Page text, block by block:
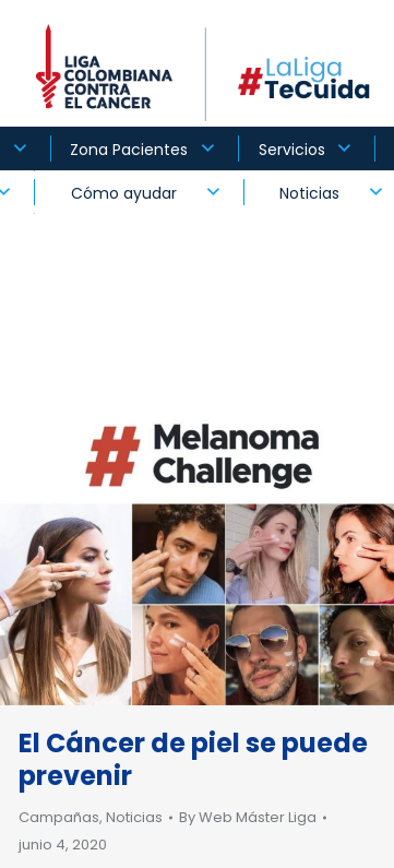
Zona Pacientes Servicios
Cómo ayudar Noticias
El Cáncer de piel se puede
prevenir
Campañas, Noticias ByWeb Máster Liga
junio 4, 2020